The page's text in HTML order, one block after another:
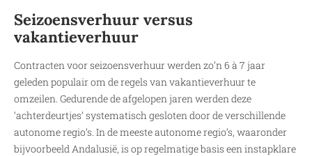
Seizoensverhuur versus
vakantieverhuur
Contracten voor seizoensverhuur werden zo’n 6 à 7 jaar
geleden populair om de regels van vakantieverhuur te
omzeilen. Gedurende de afgelopen jaren werden deze
‘achterdeurtjes’ systematisch gesloten door de verschillende
autonome regio’s. In de meeste autonome regio’s, waaronder
bijvoorbeeld Andalusië, is op regelmatige basis een instapklare